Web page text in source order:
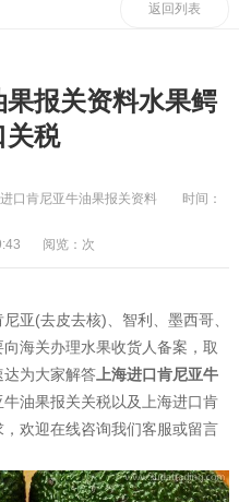
返回列表
报关资料水果鳄
关税
口肯尼亚牛油果报关资料 时间：
阅览： 次
(去皮去核)、智利、墨西哥、
海关办理水果收货人备案，取
为大家解答上海进口肯尼亚牛
油果报关关税以及上海进口肯
欢迎在线咨询我们客服或留言